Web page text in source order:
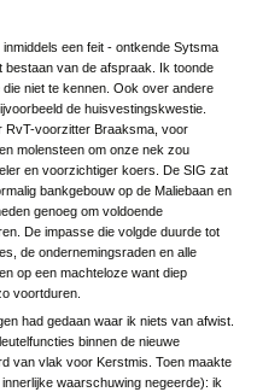
een feit - ontkende Sytsma
bestaan van de afspraak. Ik toonde
niet te kennen. Ook over andere
de huisvestingskwestie.
RvT-voorzitter Braaksma, voor
molensteen om onze nek zou
en voorzichtiger koers. De SIG zat
bankgebouw op de Maliebaan en
genoeg om voldoende
De impasse die volgde duurde tot
de ondernemingsraden en alle
op een machteloze want diep
voortduren.
had gedaan waar ik niets van afwist.
binnen de nieuwe
van vlak voor Kerstmis. Toen maakte
waarschuwing negeerde): ik